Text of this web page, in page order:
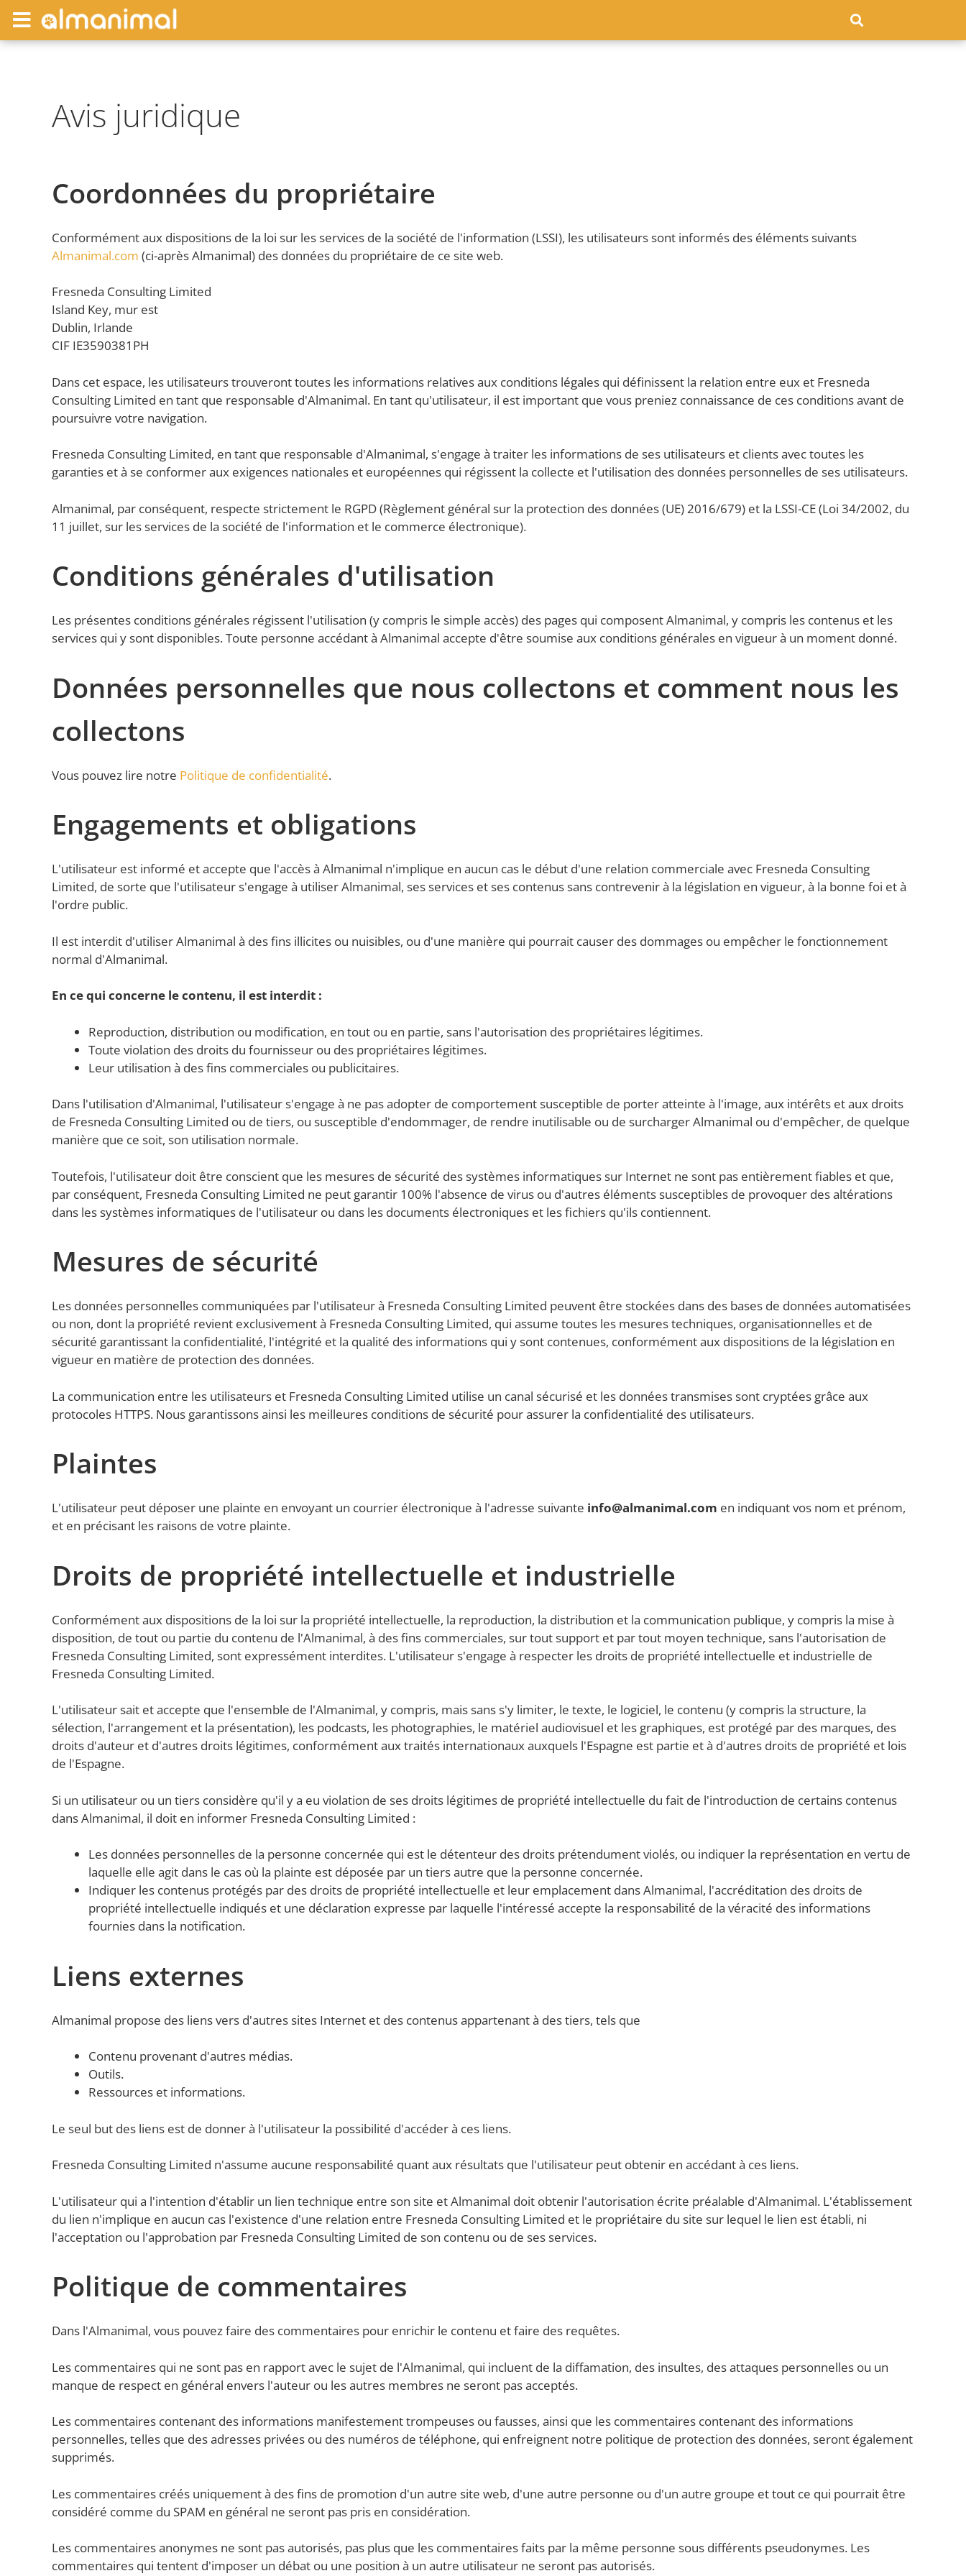
Avis juridique
Coordonnées du propriétaire
Conformément aux dispositions de la loi sur les services de la société de l'information (LSSI), les utilisateurs sont informés des éléments suivants
Almanimal.com (ci-après Almanimal) des données du propriétaire de ce site web.
Fresneda Consulting Limited
Island Key, mur est
Dublin, Irlande
CIF IE3590381PH
Dans cet espace, les utilisateurs trouveront toutes les informations relatives aux conditions légales qui définissent la relation entre eux et Fresneda
Consulting Limited en tant que responsable d'Almanimal. En tant qu'utilisateur, il est important que vous preniez connaissance de ces conditions avant de
poursuivre votre navigation.
Fresneda Consulting Limited, en tant que responsable d'Almanimal, s'engage à traiter les informations de ses utilisateurs et clients avec toutes les
garanties et à se conformer aux exigences nationales et européennes qui régissent la collecte et l'utilisation des données personnelles de ses utilisateurs.
Almanimal, par conséquent, respecte strictement le RGPD (Règlement général sur la protection des données (UE) 2016/679) et la LSSI-CE (Loi 34/2002, du
11 juillet, sur les services de la société de l'information et le commerce électronique).
Conditions générales d'utilisation
Les présentes conditions générales régissent l'utilisation (y compris le simple accès) des pages qui composent Almanimal, y compris les contenus et les
services qui y sont disponibles. Toute personne accédant à Almanimal accepte d'être soumise aux conditions générales en vigueur à un moment donné.
Données personnelles que nous collectons et comment nous les
collectons
Vous pouvez lire notre Politique de confidentialité.
Engagements et obligations
L'utilisateur est informé et accepte que l'accès à Almanimal n'implique en aucun cas le début d'une relation commerciale avec Fresneda Consulting
Limited, de sorte que l'utilisateur s'engage à utiliser Almanimal, ses services et ses contenus sans contrevenir à la législation en vigueur, à la bonne foi et à
l'ordre public.
Il est interdit d'utiliser Almanimal à des fins illicites ou nuisibles, ou d'une manière qui pourrait causer des dommages ou empêcher le fonctionnement
normal d'Almanimal.
En ce qui concerne le contenu, il est interdit :
Reproduction, distribution ou modification, en tout ou en partie, sans l'autorisation des propriétaires légitimes.
Toute violation des droits du fournisseur ou des propriétaires légitimes.
Leur utilisation à des fins commerciales ou publicitaires.
Dans l'utilisation d'Almanimal, l'utilisateur s'engage à ne pas adopter de comportement susceptible de porter atteinte à l'image, aux intérêts et aux droits
de Fresneda Consulting Limited ou de tiers, ou susceptible d'endommager, de rendre inutilisable ou de surcharger Almanimal ou d'empêcher, de quelque
manière que ce soit, son utilisation normale.
Toutefois, l'utilisateur doit être conscient que les mesures de sécurité des systèmes informatiques sur Internet ne sont pas entièrement fiables et que,
par conséquent, Fresneda Consulting Limited ne peut garantir 100% l'absence de virus ou d'autres éléments susceptibles de provoquer des altérations
dans les systèmes informatiques de l'utilisateur ou dans les documents électroniques et les fichiers qu'ils contiennent.
Mesures de sécurité
Les données personnelles communiquées par l'utilisateur à Fresneda Consulting Limited peuvent être stockées dans des bases de données automatisées
ou non, dont la propriété revient exclusivement à Fresneda Consulting Limited, qui assume toutes les mesures techniques, organisationnelles et de
sécurité garantissant la confidentialité, l'intégrité et la qualité des informations qui y sont contenues, conformément aux dispositions de la législation en
vigueur en matière de protection des données.
La communication entre les utilisateurs et Fresneda Consulting Limited utilise un canal sécurisé et les données transmises sont cryptées grâce aux
protocoles HTTPS. Nous garantissons ainsi les meilleures conditions de sécurité pour assurer la confidentialité des utilisateurs.
Plaintes
L'utilisateur peut déposer une plainte en envoyant un courrier électronique à l'adresse suivante info@almanimal.com en indiquant vos nom et prénom,
et en précisant les raisons de votre plainte.
Droits de propriété intellectuelle et industrielle
Conformément aux dispositions de la loi sur la propriété intellectuelle, la reproduction, la distribution et la communication publique, y compris la mise à
disposition, de tout ou partie du contenu de l'Almanimal, à des fins commerciales, sur tout support et par tout moyen technique, sans l'autorisation de
Fresneda Consulting Limited, sont expressément interdites. L'utilisateur s'engage à respecter les droits de propriété intellectuelle et industrielle de
Fresneda Consulting Limited.
L'utilisateur sait et accepte que l'ensemble de l'Almanimal, y compris, mais sans s'y limiter, le texte, le logiciel, le contenu (y compris la structure, la
sélection, l'arrangement et la présentation), les podcasts, les photographies, le matériel audiovisuel et les graphiques, est protégé par des marques, des
droits d'auteur et d'autres droits légitimes, conformément aux traités internationaux auxquels l'Espagne est partie et à d'autres droits de propriété et lois
de l'Espagne.
Si un utilisateur ou un tiers considère qu'il y a eu violation de ses droits légitimes de propriété intellectuelle du fait de l'introduction de certains contenus
dans Almanimal, il doit en informer Fresneda Consulting Limited :
Les données personnelles de la personne concernée qui est le détenteur des droits prétendument violés, ou indiquer la représentation en vertu de
laquelle elle agit dans le cas où la plainte est déposée par un tiers autre que la personne concernée.
Indiquer les contenus protégés par des droits de propriété intellectuelle et leur emplacement dans Almanimal, l'accréditation des droits de
propriété intellectuelle indiqués et une déclaration expresse par laquelle l'intéressé accepte la responsabilité de la véracité des informations
fournies dans la notification.
Liens externes
Almanimal propose des liens vers d'autres sites Internet et des contenus appartenant à des tiers, tels que
Contenu provenant d'autres médias.
Outils.
Ressources et informations.
Le seul but des liens est de donner à l'utilisateur la possibilité d'accéder à ces liens.
Fresneda Consulting Limited n'assume aucune responsabilité quant aux résultats que l'utilisateur peut obtenir en accédant à ces liens.
L'utilisateur qui a l'intention d'établir un lien technique entre son site et Almanimal doit obtenir l'autorisation écrite préalable d'Almanimal. L'établissement
du lien n'implique en aucun cas l'existence d'une relation entre Fresneda Consulting Limited et le propriétaire du site sur lequel le lien est établi, ni
l'acceptation ou l'approbation par Fresneda Consulting Limited de son contenu ou de ses services.
Politique de commentaires
Dans l'Almanimal, vous pouvez faire des commentaires pour enrichir le contenu et faire des requêtes.
Les commentaires qui ne sont pas en rapport avec le sujet de l'Almanimal, qui incluent de la diffamation, des insultes, des attaques personnelles ou un
manque de respect en général envers l'auteur ou les autres membres ne seront pas acceptés.
Les commentaires contenant des informations manifestement trompeuses ou fausses, ainsi que les commentaires contenant des informations
personnelles, telles que des adresses privées ou des numéros de téléphone, qui enfreignent notre politique de protection des données, seront également
supprimés.
Les commentaires créés uniquement à des fins de promotion d'un autre site web, d'une autre personne ou d'un autre groupe et tout ce qui pourrait être
considéré comme du SPAM en général ne seront pas pris en considération.
Les commentaires anonymes ne sont pas autorisés, pas plus que les commentaires faits par la même personne sous différents pseudonymes. Les
commentaires qui tentent d'imposer un débat ou une position à un autre utilisateur ne seront pas autorisés.